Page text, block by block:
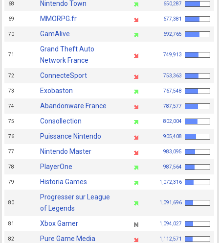
68 Nintendo Town 650,287
69 MMORPG.fr 677,381
70 GamAlive 692,765
71
Grand Theft Auto
Network France
749,913
72 ConnecteSport 753,363
73 Exobaston 767,548
74 Abandonware France 787,577
75 Consollection 802,004
76 Puissance Nintendo 905,408
77 Nintendo Master 983,095
78 PlayerOne 987,564
79 Historia Games 1,072,316
80
Progresser sur League
of Legends
1,091,696
81 Xbox Gamer 1,094,027
82 Pure Game Media 1,112,571